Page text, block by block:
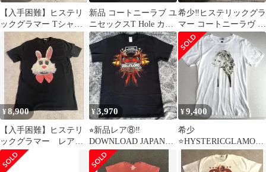
【入手困難】ヒステリ
ックグラマー Tシャツ
LADYLAND
ACADEMY
新品 コートニーラブ ユ
ニセックスT Hole カー
トコバーン
希少‼️ヒステリックグラ
マー コートニーラヴ T
シャツ ホワイト y2k
¥8,900
【入手困難】ヒステリ
ックグラマー レアサ
イズ 半袖Tシャツ
HYSTERIC
¥3,970
⭐︎新品レア⑧‼️
DOWNLOAD JAPAN
2019 会場限定Tシャツ
M‼️
¥9,400
希少
⭐️HYSTERICGLAMOU
R CourtneyLove Tシャ
ツ S